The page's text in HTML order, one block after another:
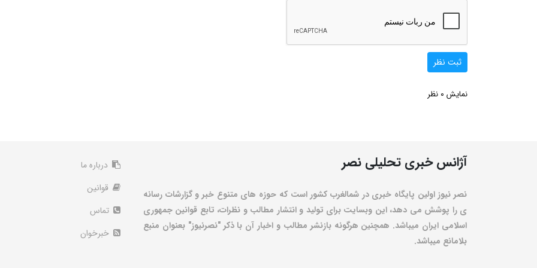
ثبت نظر
نمایش 0 نظر
آژانس خبری تحلیلی نصر
نصر نیوز اولین پایگاه خبری در شمالغرب کشور است که حوزه های متنوع خبر و گزارشات رسانه
ی را پوشش می دهد، این وبسایت برای تولید و انتشار مطالب و نظرات، تابع قوانین جمهوری
اسلامی ایران میباشد. همچنین هرگونه بازنشر مطالب و اخبار آن با ذکر "نصرنیوز" بعنوان منبع
بلامانع میباشد.
درباره ما
قوانین
تماس
خبرخوان